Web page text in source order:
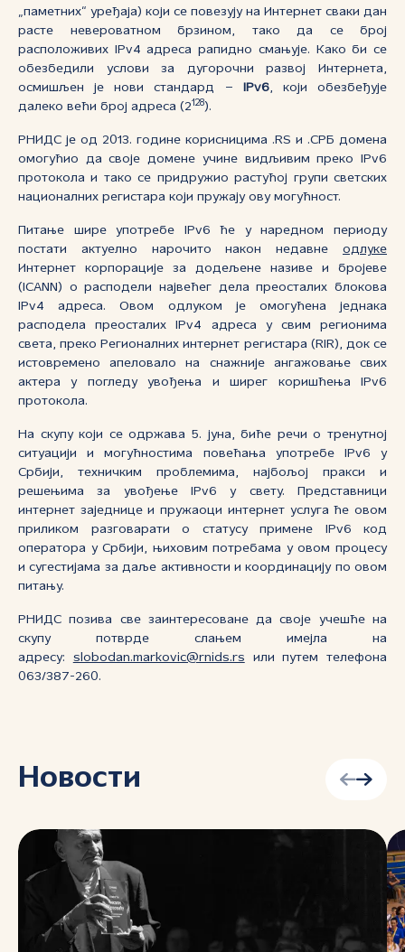
„паметних“ уређаја) који се повезују на Интернет сваки дан
расте невероватном брзином, тако да се број
расположивих IPv4 адреса рапидно смањује. Како би се
обезбедили услови за дугорочни развој Интернета,
осмишљен је нови стандард –
IPv6, који обезбеђује
далеко већи број адреса (2128).
РНИДС је од 2013. године корисницима .RS и .СРБ домена
омогућио да своје домене учине видљивим преко IPv6
протокола и тако се придружио растућој групи светских
националних регистара који пружају ову могућност.
Питање шире употребе IPv6 ће у наредном периоду
постати актуелно нарочито након недавне одлуке
Интернет корпорације за додељене називе и бројеве
(ICANN) о расподели највећег дела преосталих блокова
IPv4 адреса. Овом одлуком је омогућена једнака
расподела преосталих IPv4 адреса у свим регионима
света, преко Регионалних интернет регистара (RIR), док се
истовремено апеловало на снажније ангажовање свих
актера у погледу увођења и ширег коришћења IPv6
протокола.
На скупу који се одржава 5. јуна, биће речи о тренутној
ситуацији и могућностима повећања употребе IPv6 у
Србији, техничким проблемима, најбољој пракси и
решењима за увођење IPv6 у свету. Представници
интернет заједнице и пружаоци интернет услуга ће овом
приликом разговарати о статусу примене IPv6 код
оператора у Србији, њиховим потребама у овом процесу
и сугестијама за даље активности и координацију по овом
питању.
РНИДС позива све заинтересоване да своје учешће на
скупу потврде слањем имејла на
адресу: slobodan.markovic@rnids.rs или путем телефона
063/387-260.
Новости